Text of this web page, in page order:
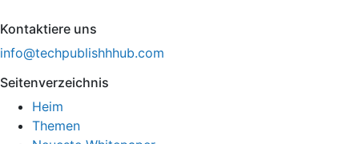
Kontaktiere uns
info@techpublishhhub.com
Seitenverzeichnis
Heim
Themen